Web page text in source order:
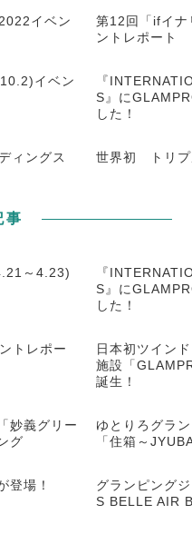
イベン
第12回「ifイ
ントレポート
イベン
『
S』に
した！
ィングス
世界初 トリプ
事
～4.23)
『
S』に
した！
トレポー
日本初ツイン
施設「
誕生！
妙義グリー
グ
ゆとりろグラ
「住箱～
登場！
グランピング
S BELLE AIR